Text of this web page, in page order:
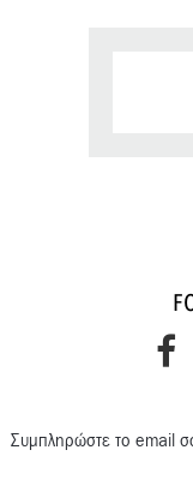
Συμπληρώστε το email